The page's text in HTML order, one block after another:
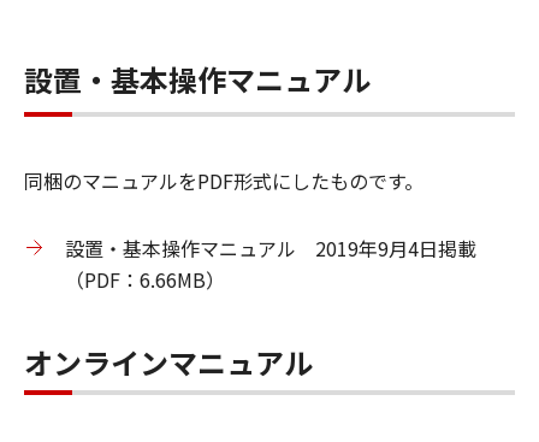
設置・基本操作マニュアル
同梱のマニュアルをPDF形式にしたものです。
設置・基本操作マニュアル 2019年9月4日掲載
（PDF：6.66MB）
オンラインマニュアル